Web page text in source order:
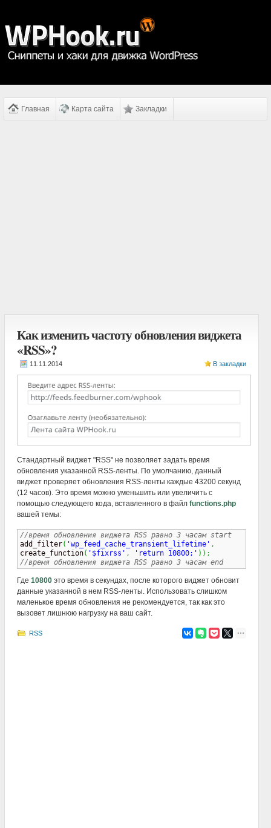
Главная Карта сайта Закладки
Как изменить частоту обновления виджета
«RSS»?
В закладки
Стандартный виджет "RSS" не позволяет задать время
обновления указанной RSS-ленты. По умолчанию, данный
виджет проверяет обновления RSS-ленты каждые 43200 секунд
(12 часов). Это время можно уменьшить или увеличить с
помощью следующего кода, вставленного в файл functions.php
вашей темы:
//время обновления виджета RSS равно 3 часам start
add_filter( 'wp_feed_cache_transient_lifetime' ,
create_function( '$fixrss' , 'return 10800;' ) ) ;
//время обновления виджета RSS равно 3 часам end
Где 10800это время в секундах, после которого виджет обновит
данные указанной в нем RSS-ленты. Использовать слишком
маленькое время обновления не рекомендуется, так как это
вызовет лишнюю нагрузку на ваш сайт.
RSS